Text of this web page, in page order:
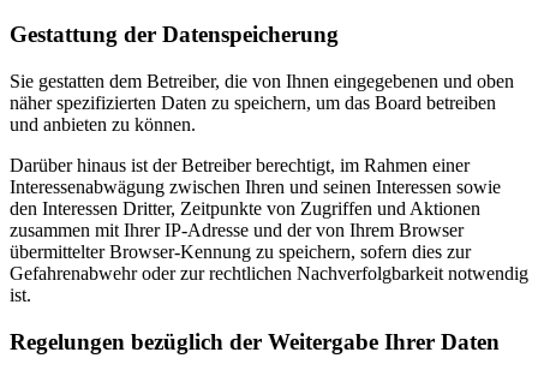
Gestattung der Datenspeicherung
Sie gestatten dem Betreiber, die von Ihnen eingegebenen und oben
näher spezifizierten Daten zu speichern, um das Board betreiben
und anbieten zu können.
Darüber hinaus ist der Betreiber berechtigt, im Rahmen einer
Interessenabwägung zwischen Ihren und seinen Interessen sowie
den Interessen Dritter, Zeitpunkte von Zugriffen und Aktionen
zusammen mit Ihrer IP-Adresse und der von Ihrem Browser
übermittelter Browser-Kennung zu speichern, sofern dies zur
Gefahrenabwehr oder zur rechtlichen Nachverfolgbarkeit notwendig
ist.
Regelungen bezüglich der Weitergabe Ihrer Daten